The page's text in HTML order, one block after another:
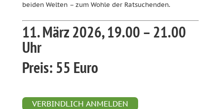
beiden Welten – zum Wohle der Ratsuchenden.
11. März 2026, 19.00 – 21.00
Uhr
Preis: 55 Euro
VERBINDLICH ANMELDEN